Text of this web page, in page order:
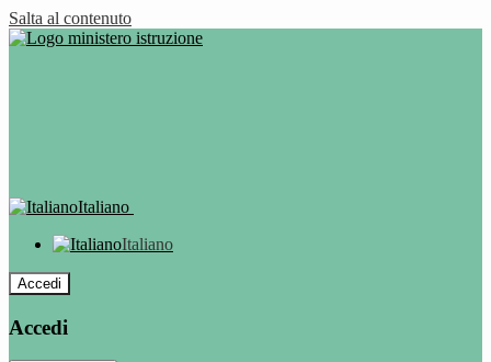
Salta al contenuto
Italiano
Italiano
Accedi
Accedi